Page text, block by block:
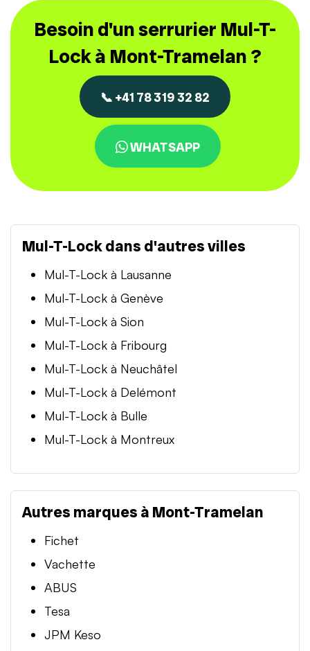
Besoin d'un serrurier Mul-T-
Lock à Mont-Tramelan ?
📞 +41 78 319 32 82
WHATSAPP
Mul-T-Lock dans d'autres villes
Mul-T-Lock à Lausanne
Mul-T-Lock à Genève
Mul-T-Lock à Sion
Mul-T-Lock à Fribourg
Mul-T-Lock à Neuchâtel
Mul-T-Lock à Delémont
Mul-T-Lock à Bulle
Mul-T-Lock à Montreux
Autres marques à Mont-Tramelan
Fichet
Vachette
ABUS
Tesa
JPM Keso